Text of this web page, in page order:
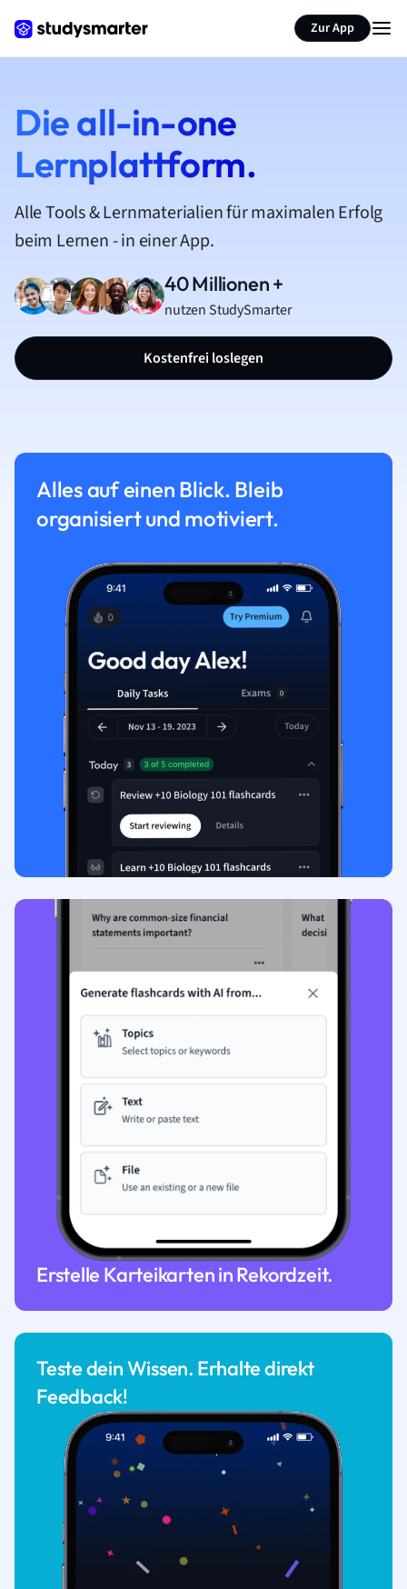
Zur App
Die all-in-one
Lernplattform.
Alle Tools & Lernmaterialien für maximalen Erfolg
beim Lernen - in einer App.
40 Millionen +
nutzen StudySmarter
Kostenfrei loslegen
Alles auf einen Blick. Bleib
organisiert und motiviert.
Erstelle Karteikarten in Rekordzeit.
Teste dein Wissen. Erhalte direkt
Feedback!